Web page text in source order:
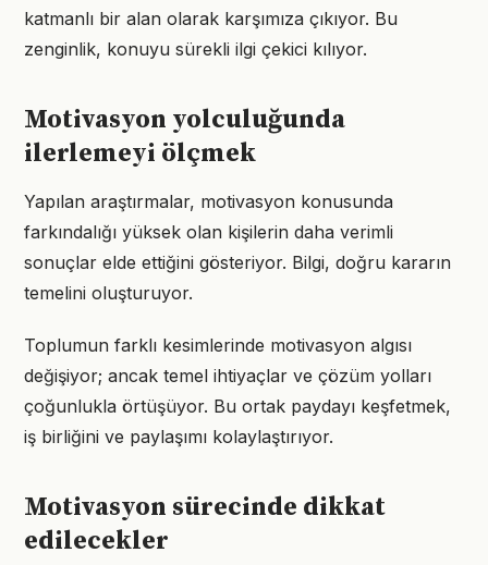
katmanlı bir alan olarak karşımıza çıkıyor. Bu
zenginlik, konuyu sürekli ilgi çekici kılıyor.
Motivasyon yolculuğunda
ilerlemeyi ölçmek
Yapılan araştırmalar, motivasyon konusunda
farkındalığı yüksek olan kişilerin daha verimli
sonuçlar elde ettiğini gösteriyor. Bilgi, doğru kararın
temelini oluşturuyor.
Toplumun farklı kesimlerinde motivasyon algısı
değişiyor; ancak temel ihtiyaçlar ve çözüm yolları
çoğunlukla örtüşüyor. Bu ortak paydayı keşfetmek,
iş birliğini ve paylaşımı kolaylaştırıyor.
Motivasyon sürecinde dikkat
edilecekler